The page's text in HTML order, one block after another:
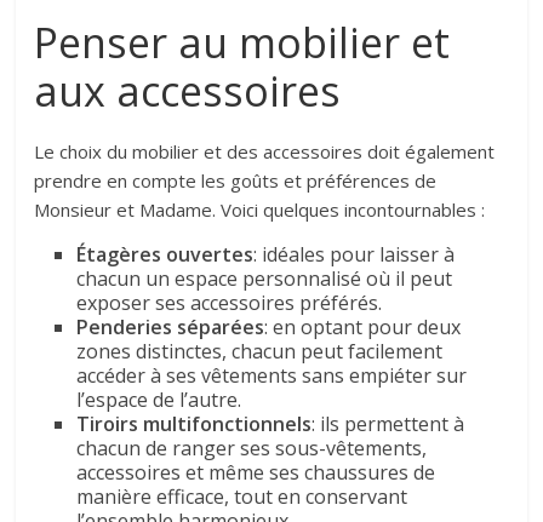
Penser au mobilier et
aux accessoires
Le choix du mobilier et des accessoires doit également
prendre en compte les goûts et préférences de
Monsieur et Madame. Voici quelques incontournables :
Étagères ouvertes: idéales pour laisser à
chacun un espace personnalisé où il peut
exposer ses accessoires préférés.
Penderies séparées: en optant pour deux
zones distinctes, chacun peut facilement
accéder à ses vêtements sans empiéter sur
l’espace de l’autre.
Tiroirs multifonctionnels: ils permettent à
chacun de ranger ses sous-vêtements,
accessoires et même ses chaussures de
manière efficace, tout en conservant